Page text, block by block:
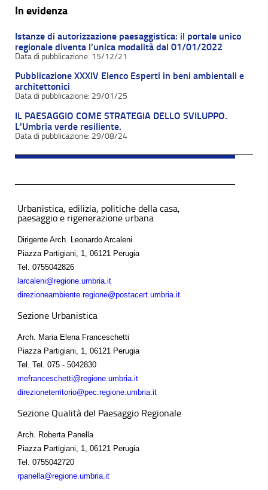
In evidenza
Istanze di autorizzazione paesaggistica: il portale unico
regionale diventa l’unica modalità dal 01/01/2022
15/12/21
Pubblicazione XXXIV Elenco Esperti in beni ambientali e
architettonici
29/01/25
IL PAESAGGIO COME STRATEGIA DELLO SVILUPPO.
L'Umbria verde resiliente.
29/08/24
Urbanistica, edilizia, politiche della casa,
paesaggio e rigenerazione urbana
Dirigente Arch. Leonardo Arcaleni
Piazza Partigiani, 1, 06121 Perugia
Tel. 0755042826
larcaleni@regione.umbria.it
direzioneambiente.regione@postacert.umbria.it
Sezione Urbanistica
Arch. Maria Elena Franceschetti
Piazza Partigiani, 1, 06121 Perugia
Tel. Tel. 075 - 5042830
mefranceschetti@regione.umbria.it
direzioneterritorio@pec.regione.umbria.it
Sezione Qualità del Paesaggio Regionale
Arch. Roberta Panella
Piazza Partigiani, 1, 06121 Perugia
Tel. 0755042720
rpanella@regione.umbria.it